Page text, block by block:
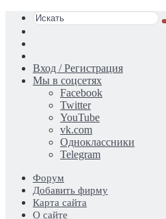
статья
Вход / Регистрация
Мы в соцсетях
Facebook
Twitter
YouTube
vk.com
Одноклассники
Telegram
Форум
Добавить фирму
Карта сайта
О сайте